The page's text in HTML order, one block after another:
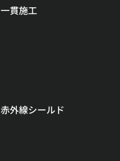
一貫施工
赤外線シールド